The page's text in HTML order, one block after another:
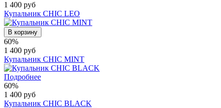
1 400 руб
Купальник CHIC LEO
В корзину
60%
1 400 руб
Купальник CHIC MINT
Подробнее
60%
1 400 руб
Купальник CHIC BLACK